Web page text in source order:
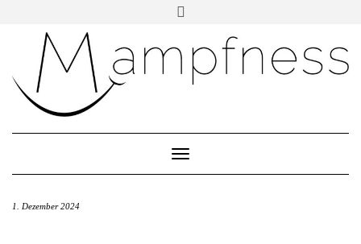
IMPRESSUM
DATENSCHUTZ
Toggle Navigation
1. Dezember 2024